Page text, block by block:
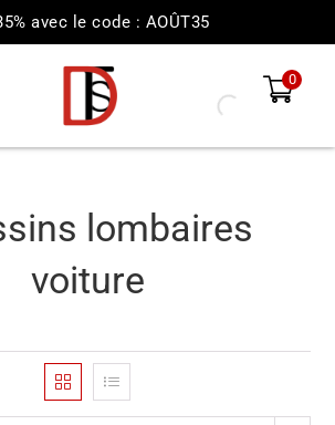
avec le code : AOÛT35
0
lombaires
voiture